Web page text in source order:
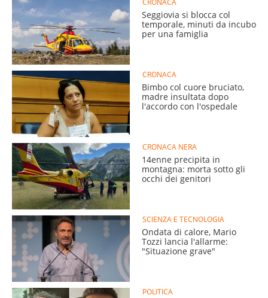
CRONACA
Seggiovia si blocca col
temporale, minuti da incubo
per una famiglia
CRONACA
Bimbo col cuore bruciato,
madre insultata dopo
l'accordo con l'ospedale
CRONACA NERA
14enne precipita in
montagna: morta sotto gli
occhi dei genitori
SCIENZA E TECNOLOGIA
Ondata di calore, Mario
Tozzi lancia l'allarme:
"Situazione grave"
POLITICA